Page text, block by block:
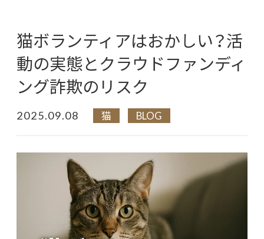
猫ボランティアはおかしい？活
動の実態とクラウドファンディ
ング詐欺のリスク
2025.09.08 猫 BLOG